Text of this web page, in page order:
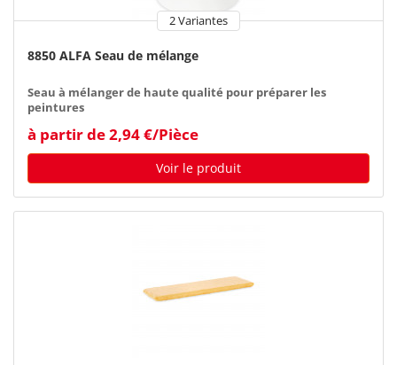
2 Variantes
8850 ALFA Seau de mélange
Seau à mélanger de haute qualité pour préparer les
peintures
à partir de 2,94 €/Pièce
Voir le produit